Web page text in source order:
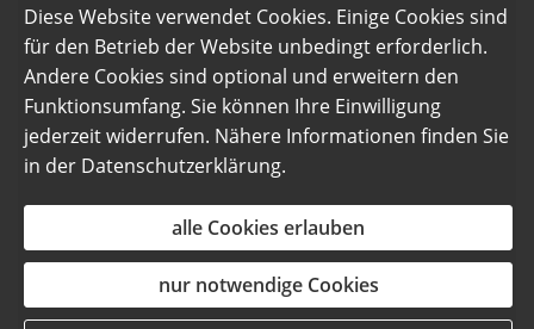
Thomas Pantzek
Diese Website verwendet Cookies. Einige Cookies sind
für den Betrieb der Website unbedingt erforderlich.
Andere Cookies sind optional und erweitern den
Funktionsumfang. Sie können Ihre Einwilligung
jederzeit widerrufen. Nähere Informationen finden Sie
in der Datenschutzerklärung.
alle Cookies erlauben
nur notwendige Cookies